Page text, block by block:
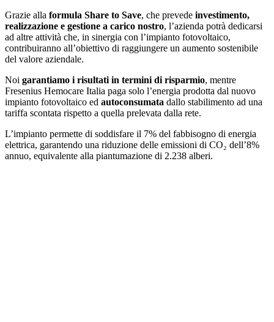
Grazie alla formula Share to Save, che prevede investimento,
realizzazione e gestione a carico nostro, l’azienda potrà dedicarsi
ad altre attività che, in sinergia con l’impianto fotovoltaico,
contribuiranno all’obiettivo di raggiungere un aumento sostenibile
del valore aziendale.
Noi garantiamo i risultati in termini di risparmio, mentre
Fresenius Hemocare Italia paga solo l’energia prodotta dal nuovo
impianto fotovoltaico ed autoconsumata dallo stabilimento ad una
tariffa scontata rispetto a quella prelevata dalla rete.
L’impianto permette di soddisfare il 7% del fabbisogno di energia
elettrica, garantendo una riduzione delle emissioni di CO₂ dell’8%
annuo, equivalente alla piantumazione di 2.238 alberi.